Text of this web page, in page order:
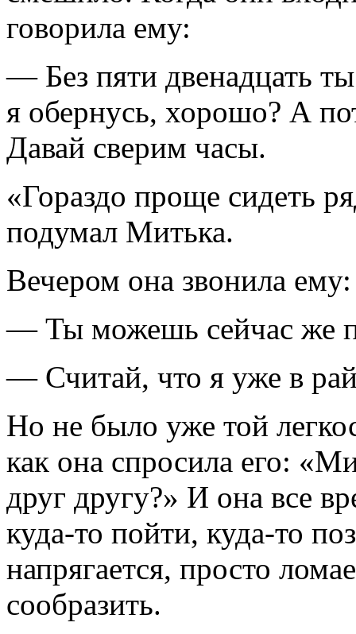
говорила ему:
— Без пяти двенадцать
я обернусь, хорошо? А
Давай сверим часы.
«Гораздо проще сидеть
подумал Митька.
Вечером она звонила ему:
— Ты можешь сейчас же
— Считай, что я уже в
Но не было уже той
как она спросила его:
друг другу?» И она все
куда-то пойти, куда-то
напрягается, просто
сообразить.